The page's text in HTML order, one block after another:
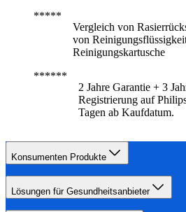
Vergleich von
von
Reinigungskartusche
2 Jahre Garantie + 3
Registrierung auf
Tagen ab Kaufdatum.
Konsumenten Produkte
Lösungen für Gesundheitsanbieter